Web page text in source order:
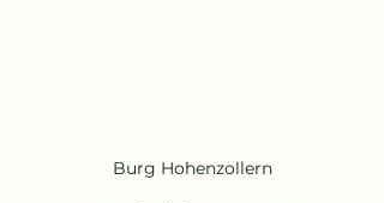
Burg Hohenzollern